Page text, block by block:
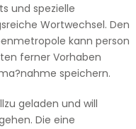
und spezielle
Wortwechsel. Den
kann person
ferner Vorhaben
speichern.
geladen und will
Die eine